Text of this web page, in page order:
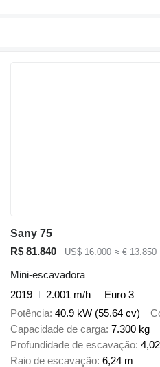
Sany 75
R$ 81.840
US$ 16.000 ≈ € 13.850
Mini-escavadora
2019
2.001 m/h
Euro 3
Potência 40.9 kW (55.64 cv)
Capacidade de carga 7.300 kg
Profundidade de escavação
Raio de escavação 6,24 m